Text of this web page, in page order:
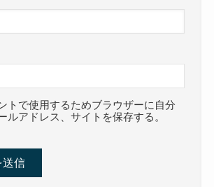
トで使用するためブラウザーに自分
ルアドレス、サイトを保存する。